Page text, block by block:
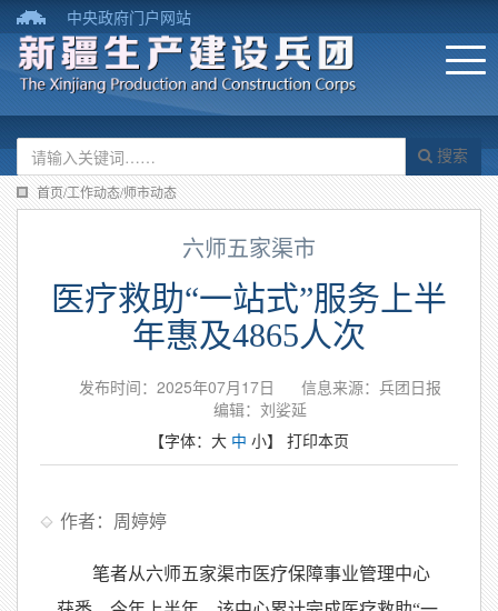
中央政府门户网站
搜索
首页/工作动态/师市动态
六师五家渠市
医疗救助“一站式”服务上半
年惠及4865人次
发布时间：2025年07月17日
信息来源：​兵团日报
编辑：刘娑延
【字体： 大 中 小】 打印本页
作者：周婷婷
笔者从六师五家渠市医疗保障事业管理中心